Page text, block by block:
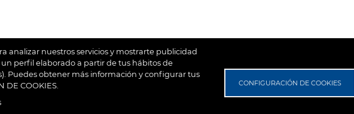
analizar nuestros servicios y mostrarte publicidad
perfil elaborado a partir de tus hábitos de
Puedes obtener más información y configurar tus
DE COOKIES.
CONFIGURACIÓN DE COOKIES
SubFooter
© 2026 Ayuntamiento de Villaseca de la Sagra Aviso Legal Política